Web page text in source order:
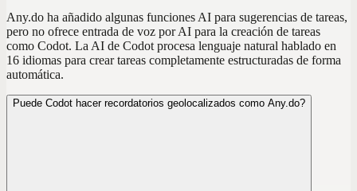
Any.do ha añadido algunas funciones AI para sugerencias de tareas,
pero no ofrece entrada de voz por AI para la creación de tareas
como Codot. La AI de Codot procesa lenguaje natural hablado en
16 idiomas para crear tareas completamente estructuradas de forma
automática.
Puede Codot hacer recordatorios geolocalizados como Any.do?